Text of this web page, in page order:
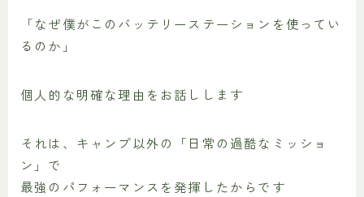
「なぜ僕がこのバッテリーステーションを使ってい
るのか」
個人的な明確な理由をお話しします
それは、キャンプ以外の「日常の過酷なミッショ
ン」で
最強のパフォーマンスを発揮したからです